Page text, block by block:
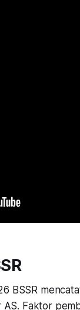
BSSR
Faktor